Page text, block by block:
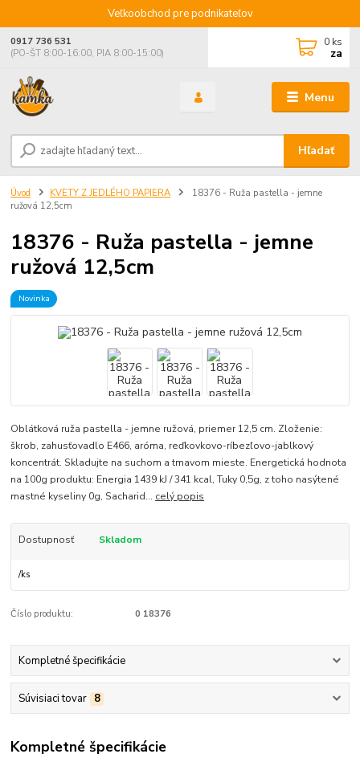
Veľkoobchod pre podnikateľov
Menu
Hľadať
0917 736 531
(PO-ŠT 8:00-16:00, PIA 8:00-15:00)
0 ks
za
Úvod KVETY Z JEDLÉHO PAPIERA
18376 - Ruža pastella - jemne
ružová 12,5cm
18376 - Ruža pastella - jemne
ružová 12,5cm
Novinka
Oblátková ruža pastella - jemne ružová, priemer 12,5 cm. Zloženie:
škrob, zahusťovadlo E466, aróma, reďkovkovo-ríbezľovo-jablkový
koncentrát. Skladujte na suchom a tmavom mieste. Energetická hodnota
na 100g produktu: Energia 1439 kJ / 341 kcal, Tuky 0,5g, z toho nasýtené
mastné kyseliny 0g, Sacharid... celý popis
Dostupnosť Skladom
/ks
Číslo produktu: 0 18376
Kompletné špecifikácie
Súvisiaci tovar 8
Kompletné špecifikácie